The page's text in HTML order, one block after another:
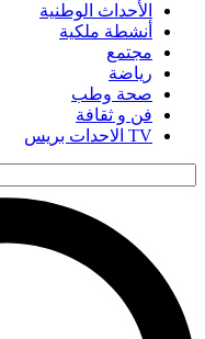
الأحداث الوطنية
أنشطة ملكية
مجتمع
رياضة
صحة وطب
فن و ثقافة
TV الاحدات بريس